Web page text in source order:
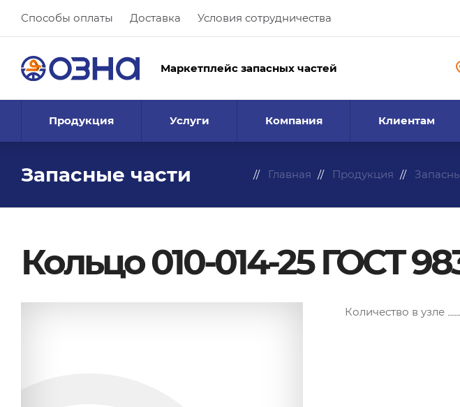
Способы оплаты Доставка Условия сотрудничества
Маркетплейс запасных частей
Продукция Услуги Компания Клиентам
Запасные части Главная Продукция
Кольцо 010-014-25 ГОСТ
Количество в узле